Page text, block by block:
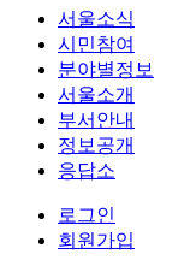
서울소식
시민참여
분야별정보
서울소개
부서안내
정보공개
응답소
로그인
회원가입